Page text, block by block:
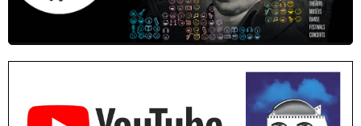
Residenza di scrittura di Angela Nicolai, Trà Corsica è
Sardegna - Mediateca di castagniccia Mare è monti - I Fulelli
Résidence d’écriture et de recherche de l’écrivaine Cécilia
Rencontre / dédicace avec Lucrèce Luciani autour de son
livre « La ballade du pendu du Niolu» - Mediateca territuriale di
Santa Lucia di Tallà